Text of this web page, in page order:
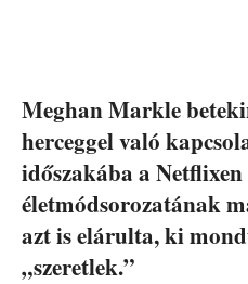
Meghan Markle
herceggel való
időszakába a
életmódsorozatának
azt is elárulta, ki
„szeretlek.”